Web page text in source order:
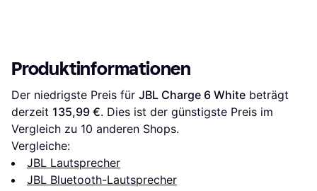
Produktinformationen
Der niedrigste Preis für JBL Charge 6 White beträgt
derzeit 135,99 €. Dies ist der günstigste Preis im
Vergleich zu 10 anderen Shops.
Vergleiche:
JBL Lautsprecher
JBL Bluetooth-Lautsprecher